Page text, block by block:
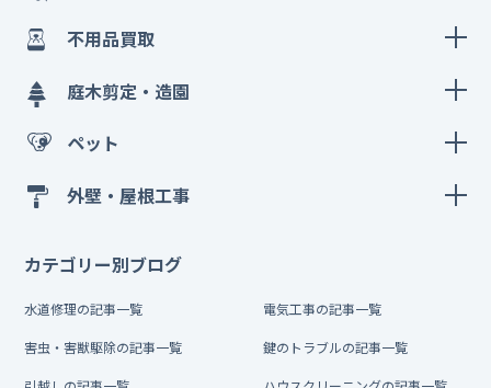
不用品買取
庭木剪定・造園
ペット
外壁・屋根工事
カテゴリー別ブログ
水道修理の記事一覧 電気工事の記事一覧
害虫・害獣駆除の記事一覧 鍵のトラブルの記事一覧